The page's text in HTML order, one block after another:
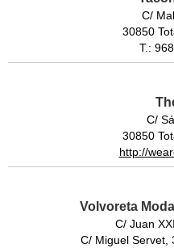
C/
30850
T.:
C/
30850
http://
Volvoreta
C/ Juan
C/ Miguel Servet,